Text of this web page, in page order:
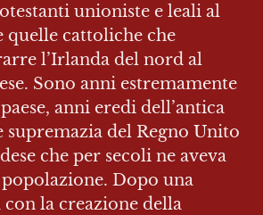
unioniste e leali al
quelle cattoliche che
l’Irlanda del nord al
Sono anni estremamente
anni eredi dell’antica
supremazia del Regno Unito
che per secoli ne aveva
Dopo una
la creazione della